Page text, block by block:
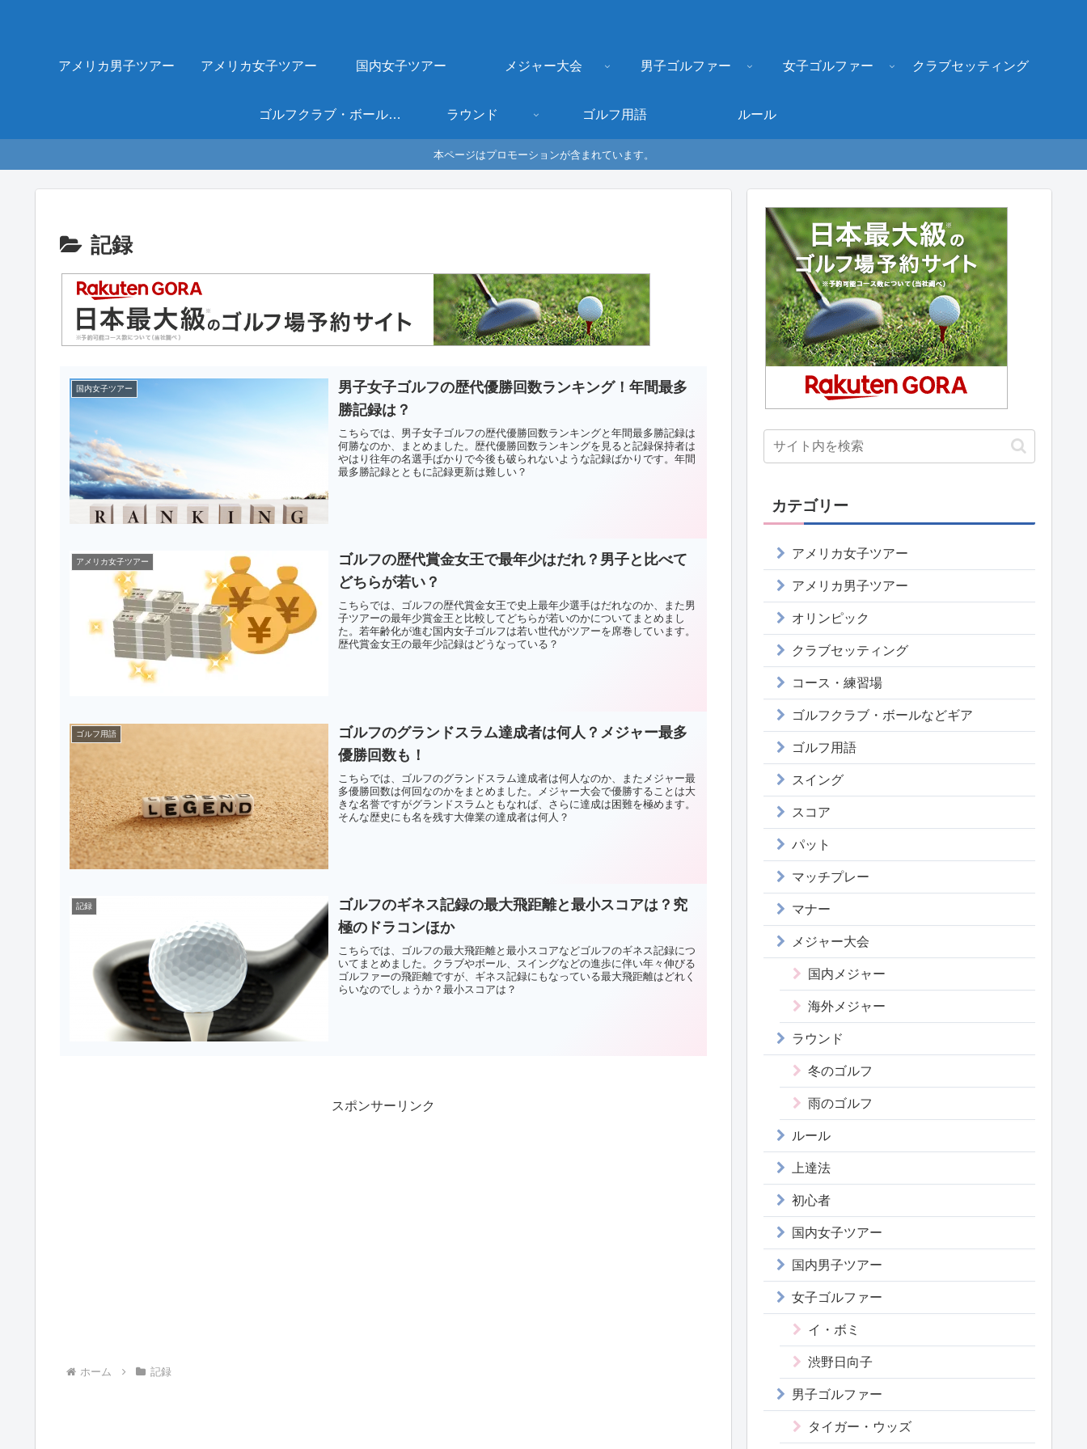
アメリカ男子ツアー アメリカ女子ツアー 国内女子ツアー メジャー大会 男子ゴルファー 女子ゴルファー クラブセッティング
ゴルフクラブ・ボールなどギア ラウンド ゴルフ用語 ルール
本ページはプロモーションが含まれています。
記録
国内女子ツアー
男子女子ゴルフの歴代優勝回数ランキング！年間最多
勝記録は？
こちらでは、男子女子ゴルフの歴代優勝回数ランキングと年間最多勝記録は
何勝なのか、まとめました。歴代優勝回数ランキングを見ると記録保持者は
やはり往年の名選手ばかりで今後も破られないような記録ばかりです。年間
最多勝記録とともに記録更新は難しい？
アメリカ女子ツアー
ゴルフの歴代賞金女王で最年少はだれ？男子と比べて
どちらが若い？
こちらでは、ゴルフの歴代賞金女王で史上最年少選手はだれなのか、また男
子ツアーの最年少賞金王と比較してどちらが若いのかについてまとめまし
た。若年齢化が進む国内女子ゴルフは若い世代がツアーを席巻しています。
歴代賞金女王の最年少記録はどうなっている？
ゴルフ用語
ゴルフのグランドスラム達成者は何人？メジャー最多
優勝回数も！
こちらでは、ゴルフのグランドスラム達成者は何人なのか、またメジャー最
多優勝回数は何回なのかをまとめました。メジャー大会で優勝することは大
きな名誉ですがグランドスラムともなれば、さらに達成は困難を極めます。
そんな歴史にも名を残す大偉業の達成者は何人？
記録
ゴルフのギネス記録の最大飛距離と最小スコアは？究
極のドラコンほか
こちらでは、ゴルフの最大飛距離と最小スコアなどゴルフのギネス記録につ
いてまとめました。クラブやボール、スイングなどの進歩に伴い年々伸びる
ゴルファーの飛距離ですが、ギネス記録にもなっている最大飛距離はどれく
らいなのでしょうか？最小スコアは？
スポンサーリンク
ホーム 記録
カテゴリー
アメリカ女子ツアー
アメリカ男子ツアー
オリンピック
クラブセッティング
コース・練習場
ゴルフクラブ・ボールなどギア
ゴルフ用語
スイング
スコア
パット
マッチプレー
マナー
メジャー大会
国内メジャー
海外メジャー
ラウンド
冬のゴルフ
雨のゴルフ
ルール
上達法
初心者
国内女子ツアー
国内男子ツアー
女子ゴルファー
イ・ボミ
渋野日向子
男子ゴルファー
タイガー・ウッズ